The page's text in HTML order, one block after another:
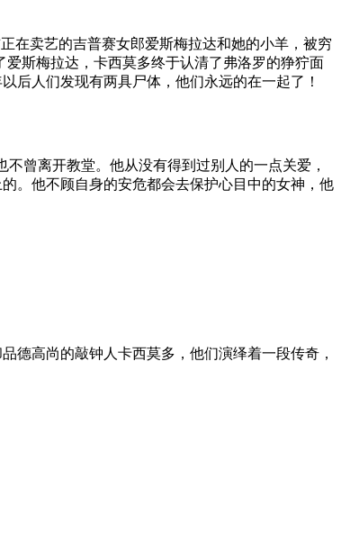
在卖艺的吉普赛女郎爱斯梅拉达和她的小羊，被穷
斯梅拉达，卡西莫多终于认清了弗洛罗的狰狞面
后人们发现有两具尸体，他们永远的在一起了！
曾离开教堂。他从没有得到过别人的一点关爱，
。他不顾自身的安危都会去保护心目中的女神，他
德高尚的敲钟人卡西莫多，他们演绎着一段传奇，